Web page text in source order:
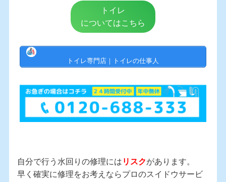
トイレ
についてはこちら
トイレ専門店｜トイレの仕事人
自分で行う水回りの修理には リスクがあります。
早く確実に修理をお考えならプロのスイドウサービ